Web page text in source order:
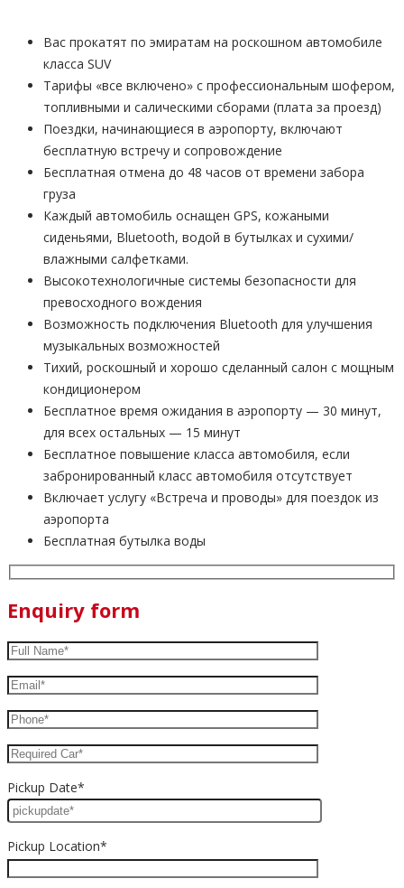
Вас прокатят по эмиратам на роскошном автомобиле
класса SUV
Тарифы «все включено» с профессиональным шофером,
топливными и салическими сборами (плата за проезд)
Поездки, начинающиеся в аэропорту, включают
бесплатную встречу и сопровождение
Бесплатная отмена до 48 часов от времени забора
груза
Каждый автомобиль оснащен GPS, кожаными
сиденьями, Bluetooth, водой в бутылках и сухими/
влажными салфетками.
Высокотехнологичные системы безопасности для
превосходного вождения
Возможность подключения Bluetooth для улучшения
музыкальных возможностей
Тихий, роскошный и хорошо сделанный салон с мощным
кондиционером
Бесплатное время ожидания в аэропорту — 30 минут,
для всех остальных — 15 минут
Бесплатное повышение класса автомобиля, если
забронированный класс автомобиля отсутствует
Включает услугу «Встреча и проводы» для поездок из
аэропорта
Бесплатная бутылка воды
Enquiry form
Pickup Date*
Pickup Location*